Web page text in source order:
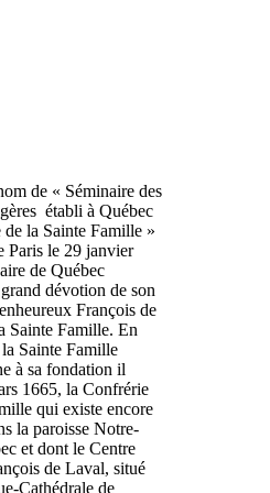
de « Séminaire des
établi à Québec
de la Sainte Famille »
Paris le 29 janvier
de Québec
dévotion de son
François de
Sainte Famille. En
Sainte Famille
à sa fondation il
1665, la Confrérie
qui existe encore
la paroisse Notre-
et dont le Centre
de Laval, situé
Cathédrale de